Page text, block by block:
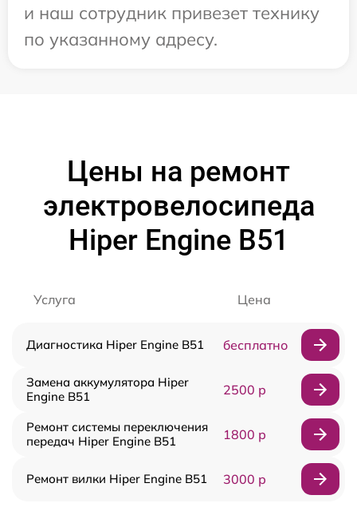
и наш сотрудник привезет технику
по указанному адресу.
Цены на ремонт
электровелосипеда
Hiper Engine B51
Услуга Цена
Диагностика Hiper Engine B51 бесплатно
Замена аккумулятора Hiper
Engine B51
2500 р
Ремонт системы переключения
передач Hiper Engine B51
1800 р
Ремонт вилки Hiper Engine B51 3000 р